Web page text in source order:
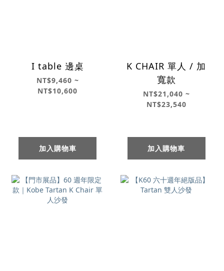
I table 邊桌
NT$9,460 ~
NT$10,600
加入購物車
K CHAIR 單人 / 加
寬款
NT$21,040 ~
NT$23,540
加入購物車